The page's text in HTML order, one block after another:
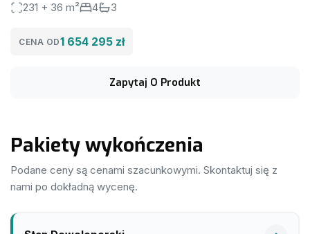
231 + 36 m² 4 3
CENA OD1 654 295 zł
Zapytaj O Produkt
Pakiety wykończenia
Podane ceny są cenami szacunkowymi. Skontaktuj się z
nami po dokładną wycenę.